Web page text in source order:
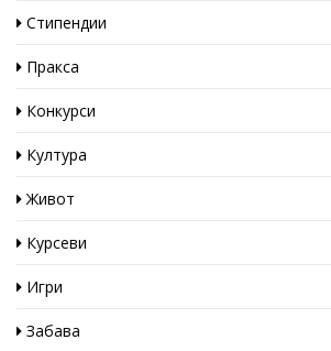
Стипендии
Пракса
Конкурси
Култура
Живот
Курсеви
Игри
Забава